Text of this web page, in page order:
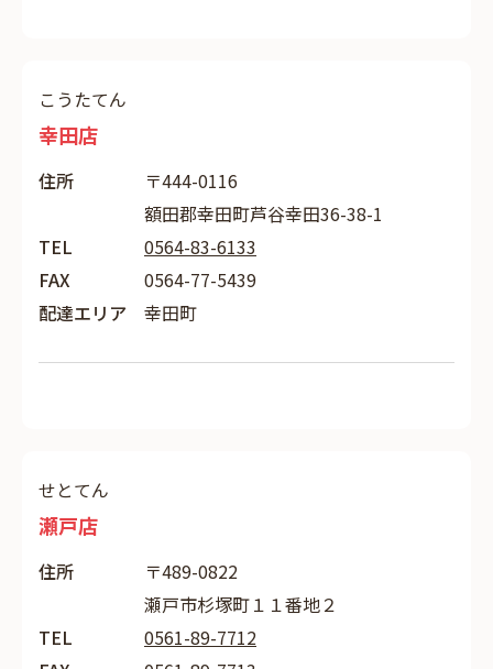
こうたてん
幸田店
住所
〒444-0116
額田郡幸田町芦谷幸田36-38-1
TEL
0564-83-6133
FAX
0564-77-5439
配達エリア
幸田町
せとてん
瀬戸店
住所
〒489-0822
瀬戸市杉塚町１１番地２
TEL
0561-89-7712